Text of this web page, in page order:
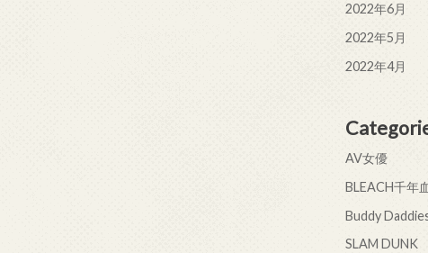
2022年6月
2022年5月
2022年4月
AV女優
BLEACH千年
Buddy
SLAM DUNK